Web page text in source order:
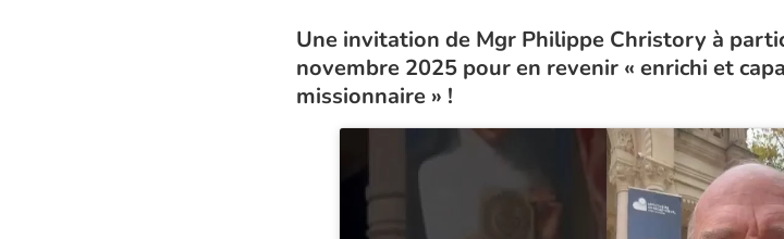
Une invitation de Mgr Philippe Christory à
novembre 2025 pour en revenir « enrichi et
missionnaire » !